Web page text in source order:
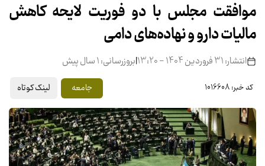
موافقت مجلس با دو فوریت لایحه کاهش
مالیات دارو و نهاده‌های دامی
انتشار: 31 فروردین 1404 - 13:20 |بروزرسانی: 1 سال پیش
کد خبر: 1016608 جامعه لینک کوتاه